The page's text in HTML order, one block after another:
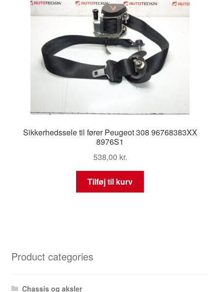
Sikkerhedssele til fører Peugeot 308 96768383XX
8976S1
538,00 kr.
Tilføj til kurv
Product categories
Chassis og aksler